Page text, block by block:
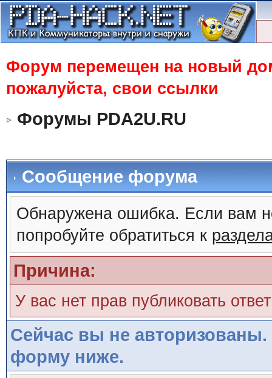
Форум перемещен на новый
пожалуйста, свои ссылки
Форумы PDA2U.RU
Сообщение форума
Обнаружена ошибка. Если вам
попробуйте обратиться к
Причина:
У вас нет прав публиковать
Сейчас вы не авторизованы.
форму ниже.